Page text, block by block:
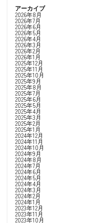
アーカイブ
2026年8月
2026年7月
2026年6月
2026年5月
2026年4月
2026年3月
2026年2月
2026年1月
2025年12月
2025年11月
2025年10月
2025年9月
2025年8月
2025年7月
2025年6月
2025年5月
2025年4月
2025年3月
2025年2月
2025年1月
2024年12月
2024年11月
2024年10月
2024年9月
2024年8月
2024年7月
2024年6月
2024年5月
2024年4月
2024年3月
2024年2月
2024年1月
2023年12月
2023年11月
2023年10月